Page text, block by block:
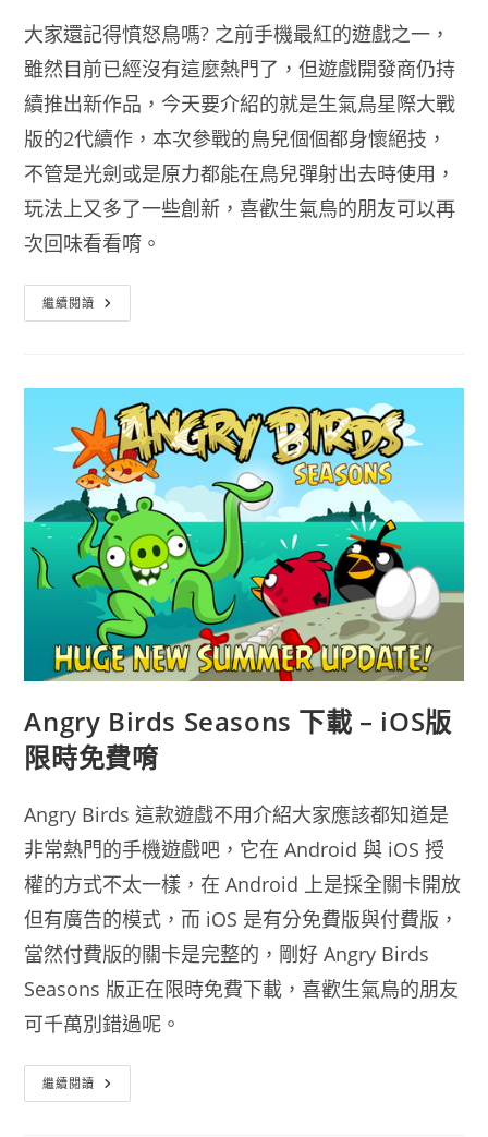
大家還記得憤怒鳥嗎? 之前手機最紅的遊戲之一，
雖然目前已經沒有這麼熱門了，但遊戲開發商仍持
續推出新作品，今天要介紹的就是生氣鳥星際大戰
版的2代續作，本次參戰的鳥兒個個都身懷絕技，
不管是光劍或是原力都能在鳥兒彈射出去時使用，
玩法上又多了一些創新，喜歡生氣鳥的朋友可以再
次回味看看唷。
繼續閱讀 Angry
Birds
生
氣
鳥
星
際
大
戰
2
個
個
身
懷
絕
技
Angry Birds Seasons 下載 – iOS版
限時免費唷
Angry Birds 這款遊戲不用介紹大家應該都知道是
非常熱門的手機遊戲吧，它在 Android 與 iOS 授
權的方式不太一樣，在 Android 上是採全關卡開放
但有廣告的模式，而 iOS 是有分免費版與付費版，
當然付費版的關卡是完整的，剛好 Angry Birds
Seasons 版正在限時免費下載，喜歡生氣鳥的朋友
可千萬別錯過呢。
繼續閱讀 Angry
Birds